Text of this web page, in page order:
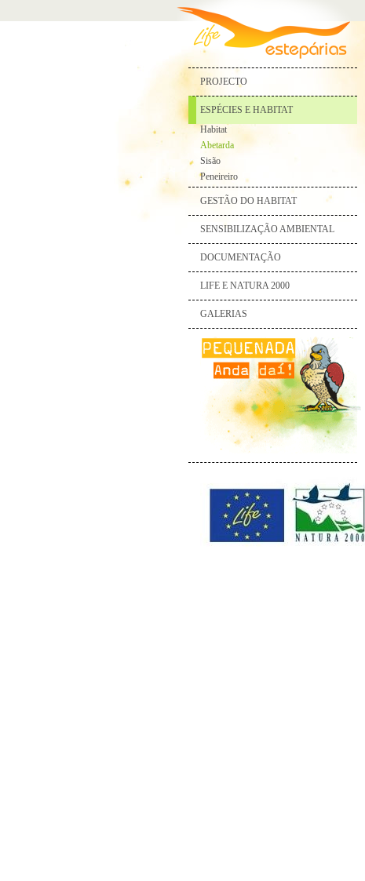
PROJECTO
ESPÉCIES E HABITAT
Habitat
Abetarda
Sisão
Peneireiro
GESTÃO DO HABITAT
SENSIBILIZAÇÃO AMBIENTAL
DOCUMENTAÇÃO
LIFE E NATURA 2000
GALERIAS